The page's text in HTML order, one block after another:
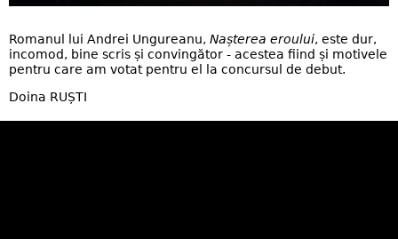
Romanul lui Andrei Ungureanu, Nașterea eroului, este dur,
incomod, bine scris și convingător - acestea fiind și motivele
pentru care am votat pentru el la concursul de debut.
Doina RUȘTI